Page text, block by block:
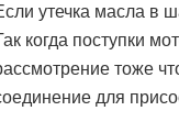
утечка масла в
когда поступки
тоже
для